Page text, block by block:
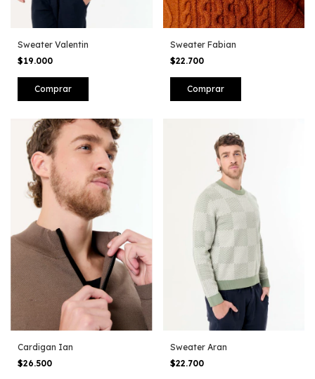
Sweater Valentin
$19.000
Comprar
Sweater Fabian
$22.700
Comprar
Cardigan Ian
$26.500
Sweater Aran
$22.700